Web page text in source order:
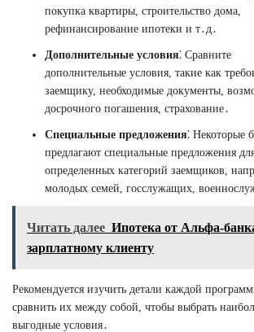
покупка квартиры, строительство дома,
рефинансирование ипотеки и т․д․
Дополнительные условия⁚ Сравните
дополнительные условия, такие как
заемщику, необходимые документы,
досрочного погашения, страхование․
Специальные предложения⁚ Некоторые
предлагают специальные предложения
определенных категорий заемщиков,
молодых семей, госслужащих,
Читать далее Ипотека от Альфа-
зарплатному клиенту
Рекомендуется изучить детали каждой
сравнить их между собой, чтобы выбрать
выгодные условия․